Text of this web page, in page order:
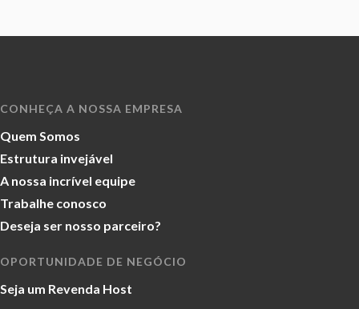
CONHEÇA A NOSSA EMPRESA
Quem Somos
Estrutura invejável
A nossa incrível equipe
Trabalhe conosco
Deseja ser nosso parceiro?
OPORTUNIDADE DE NEGÓCIO
Seja um Revenda Host